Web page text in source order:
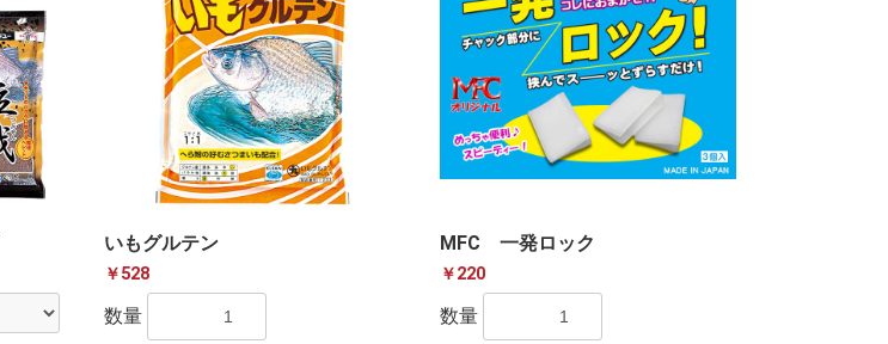
いもグルテン
￥528
数量
MFC 一発ロック
￥220
数量